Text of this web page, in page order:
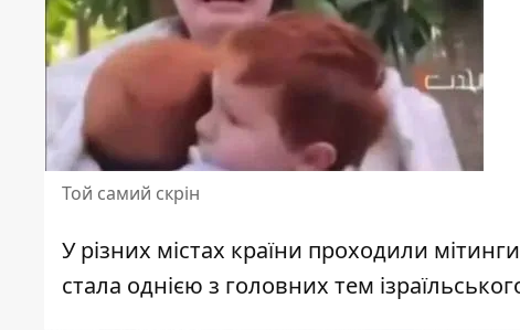
Той самий скрін
У різних містах країни проходили
стала однією з головних тем